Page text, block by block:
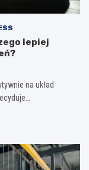
lepiej
na układ